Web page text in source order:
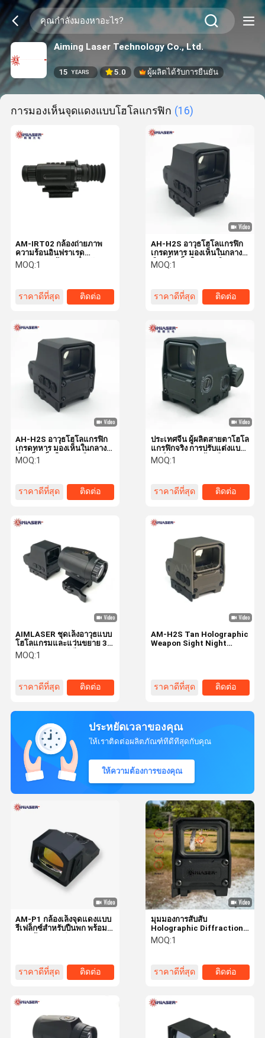
Aiming Laser Technology Co., Ltd.
15 YEARS 5.0 ผู้ผลิตได้รับการยืนยัน
การมองเห็นจุดแดงแบบโฮโลแกรฟิก (16)
AM-IRT02 กล้องถ่ายภาพ
ความร้อนอินฟราเรด
384×288 พร้อมเครื่องวัด
ระยะด้วยเลเซอร์ บันทึกวิดีโอ
การล่าสัตว์
MOQ:1
ราคาดีที่สุด ติดต่อ
AH-H2S อาวุธโฮโลแกรฟิก
เกรดทหาร มองเห็นในกลาง
คืน เห็นเห็นในกลางคืน
รองรับ 1200G กันกระแทก
MOQ:1
ราคาดีที่สุด ติดต่อ
AH-H2S อาวุธโฮโลแกรฟิก
เกรดทหาร มองเห็นในกลาง
คืน เห็นเห็นในกลางคืน
รองรับ 1200G กันกระแทก
MOQ:1
ราคาดีที่สุด ติดต่อ
ประเทศจีน ผู้ผลิตสายตาโฮโล
แกรฟิกจริง การปรับแต่งแบ
รนด์สําหรับการค้าปลีกและ
การค้า
MOQ:1
ราคาดีที่สุด ติดต่อ
AIMLASER ชุดเล็งอาวุธแบบ
โฮโลแกรมและแว่นขยาย 3
เท่า สำหรับยุทธวิธีทางทหาร
และการป้องกัน
MOQ:1
ราคาดีที่สุด ติดต่อ
AM-H2S Tan Holographic
Weapon Sight Night
ราคาดีที่สุด ติดต่อ
ประหยัดเวลาของคุณ
ให้เราติดต่อผลิตภัณฑ์ที่ดีที่สุดกับคุณ
ให้ความต้องการของคุณ
มุมมองการสับสับ
Holographic Diffraction
High Definition Parallax
Free การยิงระยะไกลอย่าง
MOQ:1
ราคาดีที่สุด ติดต่อ
AM-P1 กล้องเล็งจุดแดงแบบ
รีเฟล็กซ์สำหรับปืนพก พร้อม
ราคาดีที่สุด ติดต่อ